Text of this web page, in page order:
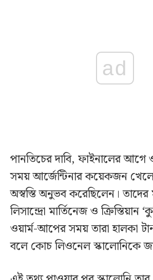
ad
পানতিচের দাবি, ফাইনালের আগে
সময় আর্জেন্টিনার কয়েকজন
অস্বস্তি অনুভব করেছিলেন। তাদের
লিসান্দ্রো মার্তিনেজ ও ক্রিস্তিয়ান
ওয়ার্ম-আপের সময় তারা হালকা
বলে কোচ লিওনেল স্কালোনিকে